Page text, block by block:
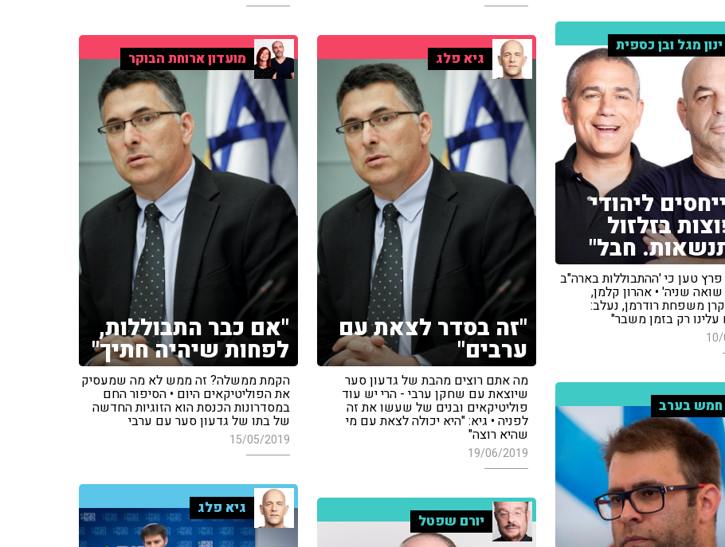
ינון מגל ובן כספית
ליהודי
בזלזול
חבל"
טען כי 'ההתבוללות בארה"ב
שניה' • אהרון קלמן,
משפחת רודרמן, נעלב:
עלינו רק בזמן משבר"
גיא פלג
"זה בסדר לצאת עם
ערבים"
מה אתם רוצים מהבת של גדעון סער
שיוצאת עם שחקן ערבי - הרי יש עוד
פוליטיקאים ובנים של שעשו את זה
לפניה • גיא: "היא יכולה לצאת עם מי
שהיא רוצה"
19/06/2019
מועדון ארוחת הבוקר
"אם כבר התבוללות,
לפחות שיהיה חתיך"
הקמת ממשלה? זה ממש לא מה שמעסיק
את הפוליטיקאים היום • הסיפור החם
במסדרונות הכנסת הוא הזוגיות החדשה
של בתו של גדעון סער עם ערבי
15/05/2019
חמש בערב
גיא פלג
יורם שפטל